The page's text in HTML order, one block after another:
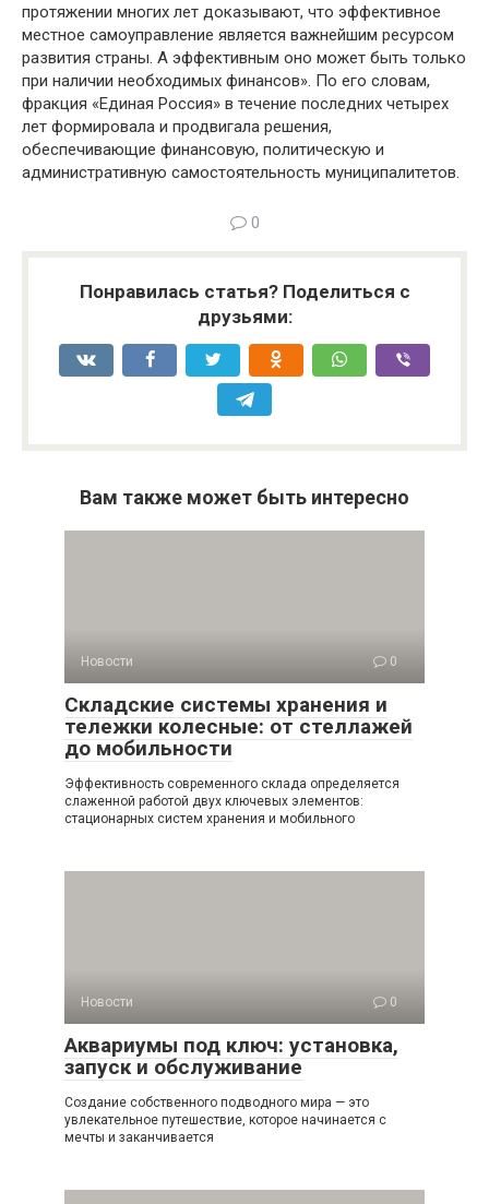
протяжении многих лет доказывают, что эффективное
местное самоуправление является важнейшим ресурсом
развития страны. А эффективным оно может быть только
при наличии необходимых финансов». По его словам,
фракция «Единая Россия» в течение последних четырех
лет формировала и продвигала решения,
обеспечивающие финансовую, политическую и
административную самостоятельность муниципалитетов.
0
Понравилась статья? Поделиться с
друзьями:
Вам также может быть интересно
Новости 0
Складские системы хранения и
тележки колесные: от стеллажей
до мобильности
Эффективность современного склада определяется
слаженной работой двух ключевых элементов:
стационарных систем хранения и мобильного
Новости 0
Аквариумы под ключ: установка,
запуск и обслуживание
Создание собственного подводного мира — это
увлекательное путешествие, которое начинается с
мечты и заканчивается